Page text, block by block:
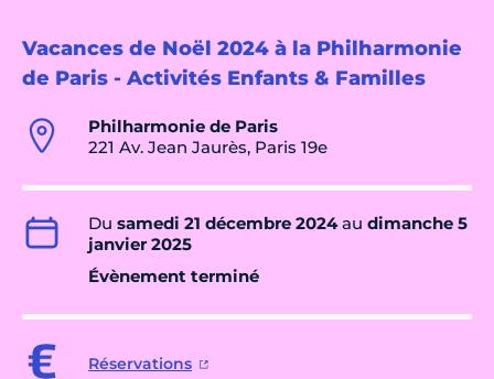
Vacances de Noël 2024 à la Philharmonie
de Paris - Activités Enfants & Familles
Philharmonie de Paris
221 Av. Jean Jaurès, Paris 19e
Du samedi 21 décembre 2024au dimanche 5
janvier 2025
Évènement terminé
Réservations